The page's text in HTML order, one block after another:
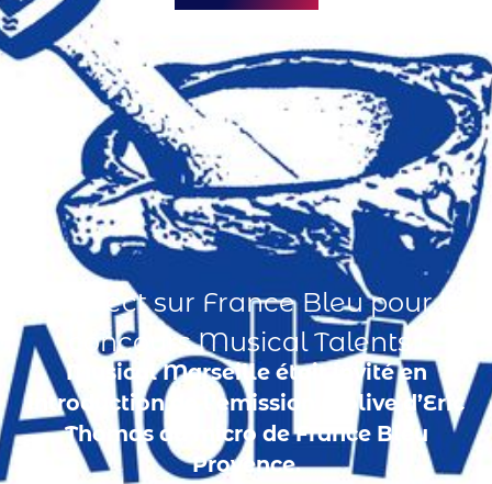
En direct sur France Bleu pour le
concours Musical Talents !
Musical Marseille était invité en
introduction de l’emission Aïolive d’Eric
Thomas au micro de France Bleu
Provence.